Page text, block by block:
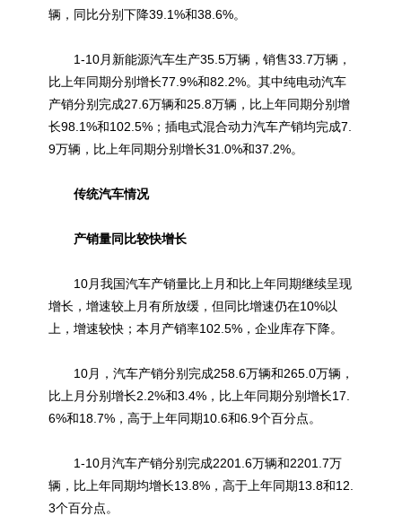
辆，同比分别下降39.1%和38.6%。
1-10月新能源汽车生产35.5万辆，销售33.7万辆，
比上年同期分别增长77.9%和82.2%。其中纯电动汽车
产销分别完成27.6万辆和25.8万辆，比上年同期分别增
长98.1%和102.5%；插电式混合动力汽车产销均完成7.
9万辆，比上年同期分别增长31.0%和37.2%。
传统汽车情况
产销量同比较快增长
10月我国汽车产销量比上月和比上年同期继续呈现
增长，增速较上月有所放缓，但同比增速仍在10%以
上，增速较快；本月产销率102.5%，企业库存下降。
10月，汽车产销分别完成258.6万辆和265.0万辆，
比上月分别增长2.2%和3.4%，比上年同期分别增长17.
6%和18.7%，高于上年同期10.6和6.9个百分点。
1-10月汽车产销分别完成2201.6万辆和2201.7万
辆，比上年同期均增长13.8%，高于上年同期13.8和12.
3个百分点。